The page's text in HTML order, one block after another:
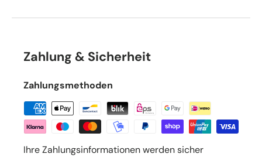
Zahlung & Sicherheit
Zahlungsmethoden
Ihre Zahlungsinformationen werden sicher